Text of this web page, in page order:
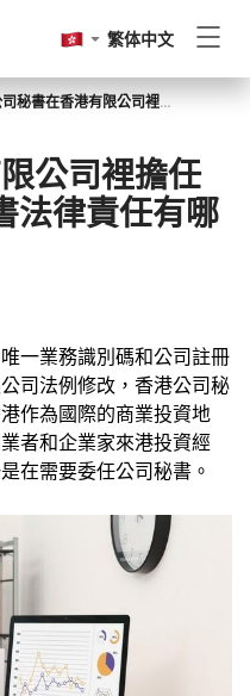
繁体中文
公司秘書在香港有限公司裡擔任什么角色?公司秘書法律責任有哪些？
公司裡擔任
法律責任有哪
一業務識別碼和公司註冊
司法例修改，香港公司秘
作為國際的商業投資地
者和企業家來港投資經
在需要委任公司秘書。